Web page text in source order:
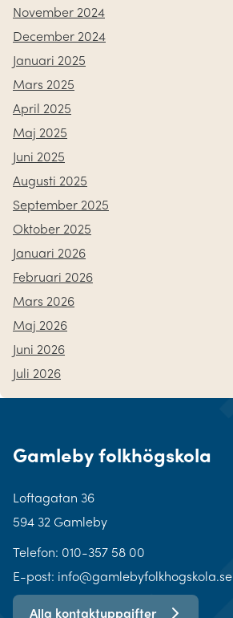
November 2024
December 2024
Januari 2025
Mars 2025
April 2025
Maj 2025
Juni 2025
Augusti 2025
September 2025
Oktober 2025
Januari 2026
Februari 2026
Mars 2026
Maj 2026
Juni 2026
Juli 2026
Gamleby folkhögskola
Loftagatan 36
594 32 Gamleby
Telefon: 010-357 58 00
E-post: info@gamlebyfolkhogskola.se
Alla kontaktuppgifter